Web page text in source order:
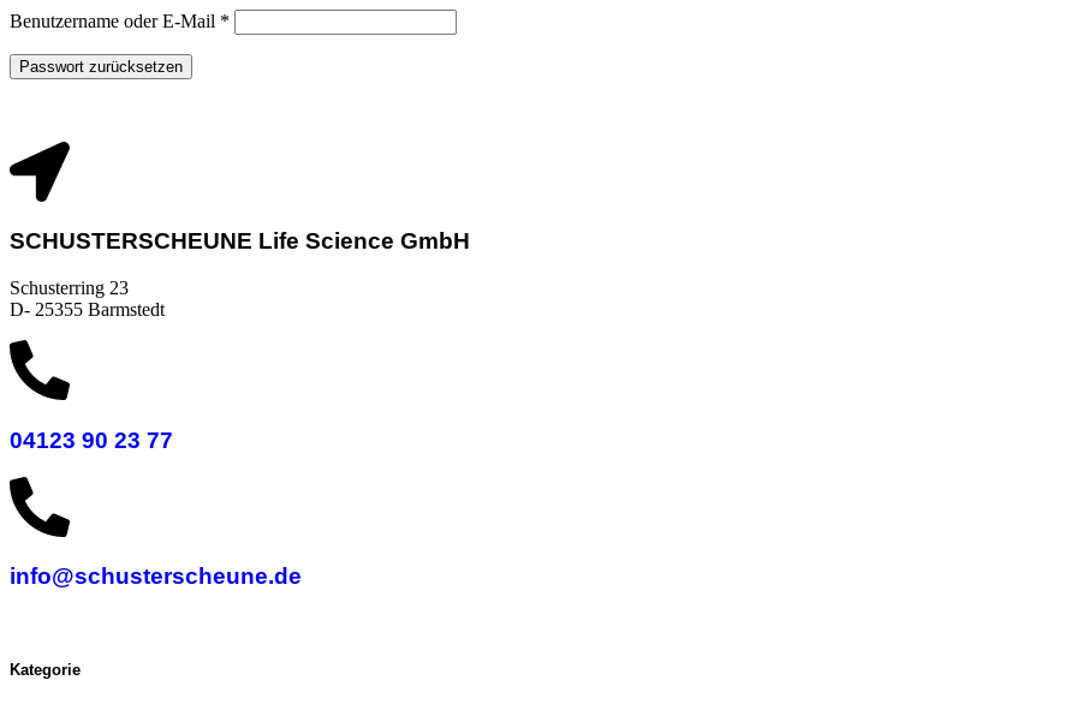
Benutzername oder E-Mail *
Passwort zurücksetzen
SCHUSTERSCHEUNE Life Science GmbH
Schusterring 23
D- 25355 Barmstedt
04123 90 23 77
info@schusterscheune.de
Kategorie